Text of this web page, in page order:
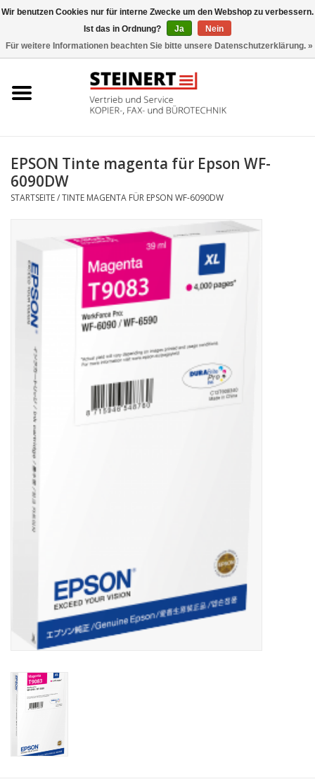
Büromaschinen- Service
Toner
Marken
EPSON Tinte magenta für Epson WF-
6090DW
STARTSEITE/TINTE MAGENTA FÜR EPSON WF-6090DW
Wir benutzen Cookies nur für interne Zwecke um den Webshop zu verbessern.
Ist das in Ordnung?
Ja
Nein
Für weitere Informationen beachten Sie bitte unsere Datenschutzerklärung. »